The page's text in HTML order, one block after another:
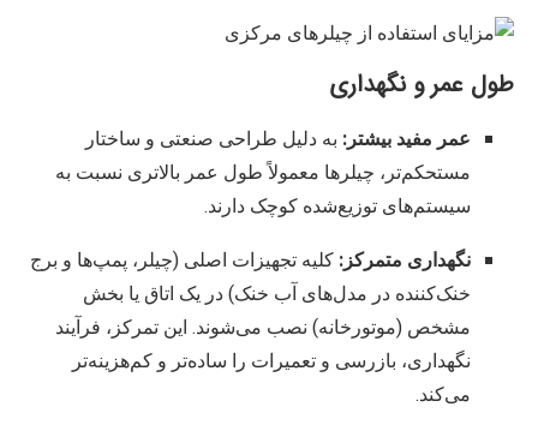
طول عمر و نگهداری
عمر مفید بیشتر: به دلیل طراحی صنعتی و ساختار
مستحکم‌تر، چیلرها معمولاً طول عمر بالاتری نسبت به
سیستم‌های توزیع‌شده کوچک دارند.
نگهداری متمرکز: کلیه تجهیزات اصلی (چیلر، پمپ‌ها و برج
خنک‌کننده در مدل‌های آب خنک) در یک اتاق یا بخش
مشخص (موتورخانه) نصب می‌شوند. این تمرکز، فرآیند
نگهداری، بازرسی و تعمیرات را ساده‌تر و کم‌هزینه‌تر
می‌کند.